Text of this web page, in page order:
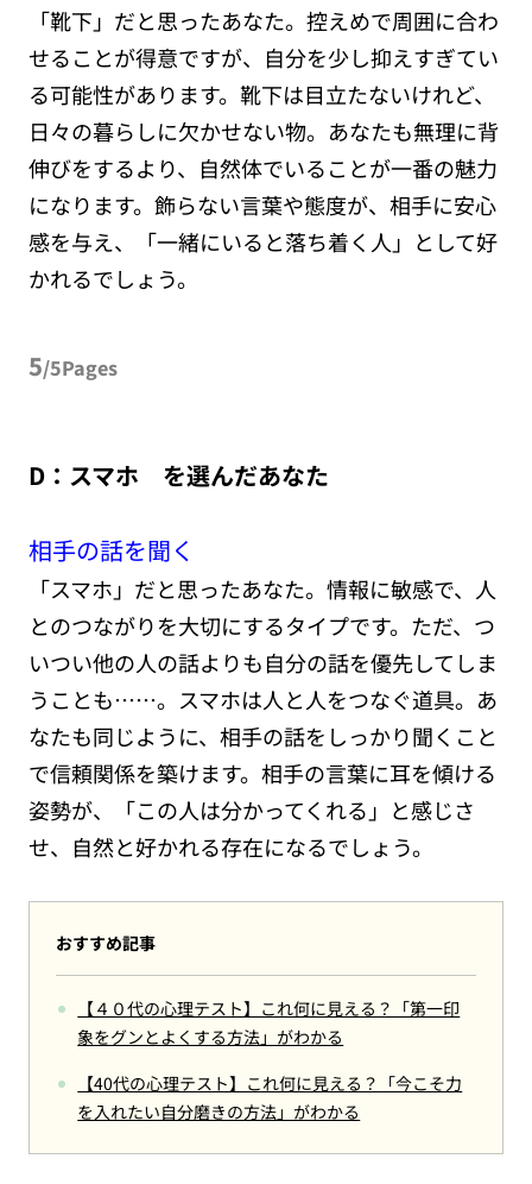
「靴下」だと思ったあなた。控えめで周囲に合わ
せることが得意ですが、自分を少し抑えすぎてい
る可能性があります。靴下は目立たないけれど、
日々の暮らしに欠かせない物。あなたも無理に背
伸びをするより、自然体でいることが一番の魅力
になります。飾らない言葉や態度が、相手に安心
感を与え、「一緒にいると落ち着く人」として好
かれるでしょう。
5/5Pages
D：スマホ を選んだあなた
相手の話を聞く
「スマホ」だと思ったあなた。情報に敏感で、人
とのつながりを大切にするタイプです。ただ、つ
いつい他の人の話よりも自分の話を優先してしま
うことも……。スマホは人と人をつなぐ道具。あ
なたも同じように、相手の話をしっかり聞くこと
で信頼関係を築けます。相手の言葉に耳を傾ける
姿勢が、「この人は分かってくれる」と感じさ
せ、自然と好かれる存在になるでしょう。
おすすめ記事
【４０代の心理テスト】これ何に見える？「第一印
象をグンとよくする方法」がわかる
【40代の心理テスト】これ何に見える？「今こそ力
を入れたい自分磨きの方法」がわかる